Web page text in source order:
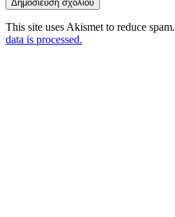
This site uses Akismet to reduce spam.
data is processed.